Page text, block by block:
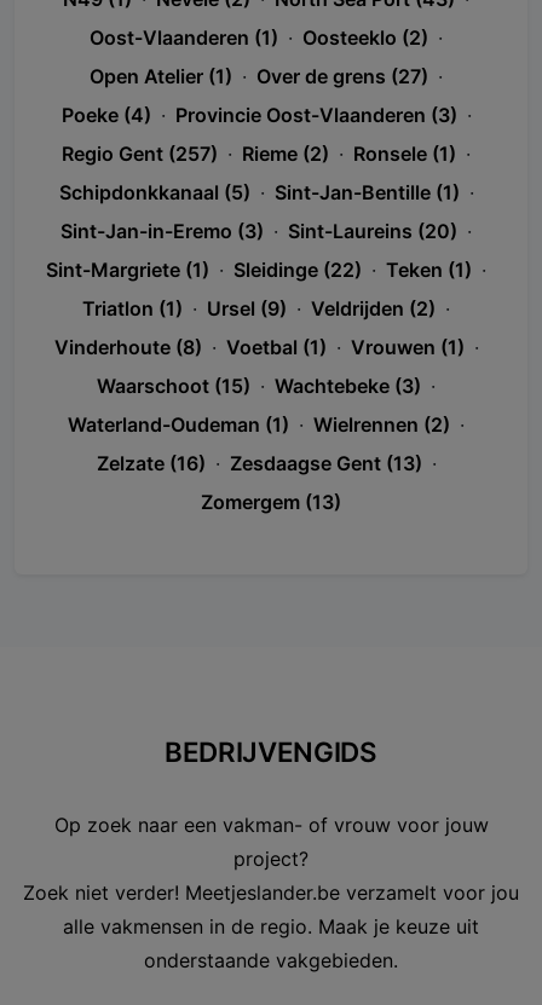
Oost-Vlaanderen (1) · Oosteeklo (2) ·
Open Atelier (1) · Over de grens (27) ·
Poeke (4) · Provincie Oost-Vlaanderen (3) ·
Regio Gent (257) · Rieme (2) · Ronsele (1) ·
Schipdonkkanaal (5) · Sint-Jan-Bentille (1) ·
Sint-Jan-in-Eremo (3) · Sint-Laureins (20) ·
Sint-Margriete (1) · Sleidinge (22) · Teken (1) ·
Triatlon (1) · Ursel (9) · Veldrijden (2) ·
Vinderhoute (8) · Voetbal (1) · Vrouwen (1) ·
Waarschoot (15) · Wachtebeke (3) ·
Waterland-Oudeman (1) · Wielrennen (2) ·
Zelzate (16) · Zesdaagse Gent (13) ·
Zomergem (13)
BEDRIJVENGIDS
Op zoek naar een vakman- of vrouw voor jouw
project?
Zoek niet verder! Meetjeslander.be verzamelt voor jou
alle vakmensen in de regio. Maak je keuze uit
onderstaande vakgebieden.